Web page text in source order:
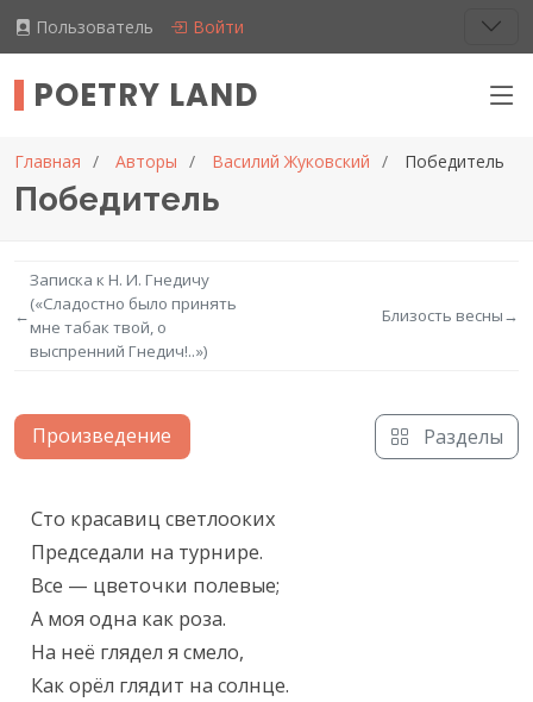
Пользователь Войти
POETRY LAND
Главная Авторы Василий Жуковский Победитель
Победитель
←
Записка к Н. И. Гнедичу
(«Сладостно было принять
мне табак твой, о
выспренний Гнедич!..»)
Близость весны→
Произведение Разделы
Текст произведения
Сто красавиц светлооких
Председали на турнире.
Все — цветочки полевые;
А моя одна как роза.
На неё глядел я смело,
Как орёл глядит на солнце.